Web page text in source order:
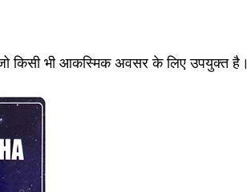
किसी भी आकस्मिक अवसर के लिए उपयुक्त है।